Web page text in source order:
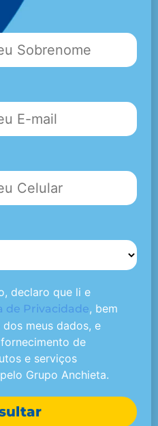
declaro que li e
de Privacidade, bem
meus dados, e
de
e serviços
Grupo Anchieta.